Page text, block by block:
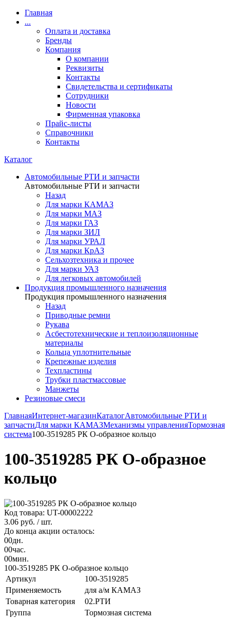
Главная
...
Оплата и доставка
Бренды
Компания
О компании
Реквизиты
Контакты
Свидетельства и сертификаты
Сотрудники
Новости
Фирменная упаковка
Прайс-листы
Справочники
Контакты
Каталог
Автомобильные РТИ и запчасти
Автомобильные РТИ и запчасти
Назад
Для марки КАМАЗ
Для марки МАЗ
Для марки ГАЗ
Для марки ЗИЛ
Для марки УРАЛ
Для марки КрАЗ
Сельхозтехника и прочее
Для марки УАЗ
Для легковых автомобилей
Продукция промышленного назначения
Продукция промышленного назначения
Назад
Приводные ремни
Рукава
Асбестотехнические и теплоизоляционные
материалы
Кольца уплотнительные
Крепежные изделия
Техпластины
Трубки пластмассовые
Манжеты
Резиновые смеси
ГлавнаяИнтернет-магазинКаталогАвтомобильные РТИ и
запчастиДля марки КАМАЗМеханизмы управленияТормозная
система100-3519285 РК О-образное кольцо
100-3519285 РК О-образное
кольцо
Код товара: UT-00002222
3.06 руб. / шт.
До конца акции осталось:
00дн.
00час.
00мин.
100-3519285 РК О-образное кольцо
Артикул
100-3519285
Применяемость
для а/м КАМАЗ
Товарная категория
02.РТИ
Группа
Тормозная система